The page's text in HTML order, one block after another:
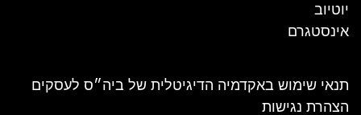
יוטיוב
אינסטגרם
תנאי שימוש באקדמיה הדיגיטלית של ביה״ס לעסקים
הצהרת נגישות